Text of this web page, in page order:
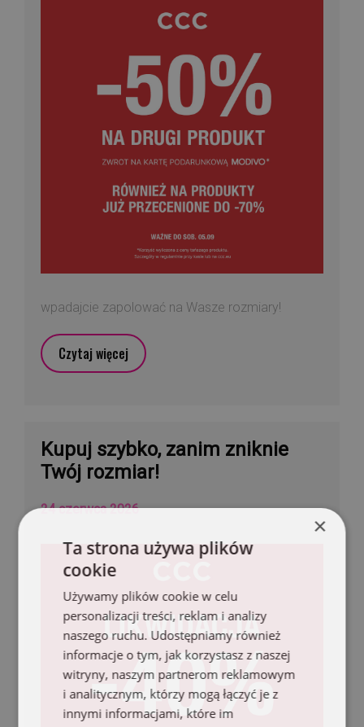
wpadajcie zapolować na Wasze rozmiary!
Czytaj więcej
Kupuj szybko, zanim zniknie
Twój rozmiar!
24 czerwca 2026
×
Ta strona używa plików
cookie
Używamy plików cookie w celu
personalizacji treści, reklam i analizy
naszego ruchu. Udostępniamy również
informacje o tym, jak korzystasz z naszej
witryny, naszym partnerom reklamowym
i analitycznym, którzy mogą łączyć je z
innymi informacjami, które im